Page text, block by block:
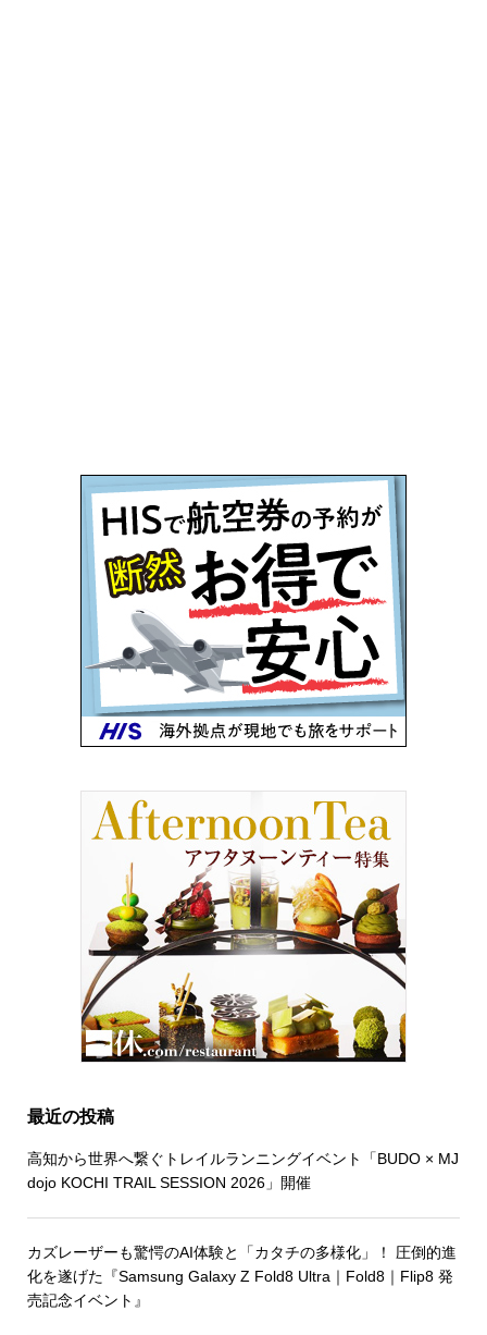
最近の投稿
高知から世界へ繋ぐトレイルランニングイベント「BUDO × MJ
dojo KOCHI TRAIL SESSION 2026」開催
カズレーザーも驚愕のAI体験と「カタチの多様化」！ 圧倒的進
化を遂げた『Samsung Galaxy Z Fold8 Ultra｜Fold8｜Flip8 発
売記念イベント』